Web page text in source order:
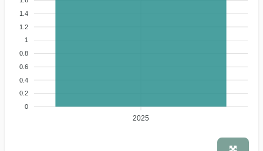
1.4
1.2
1
0.8
0.6
0.4
0.2
0
2025